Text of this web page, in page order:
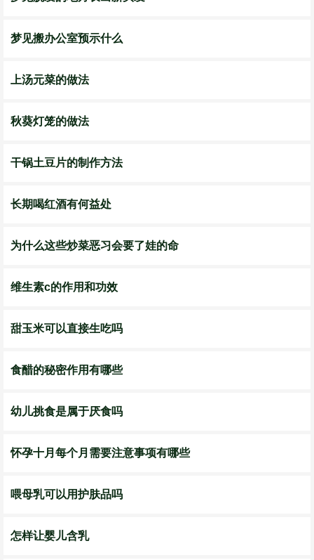
梦见搬办公室预示什么
上汤元菜的做法
秋葵灯笼的做法
干锅土豆片的制作方法
长期喝红酒有何益处
为什么这些炒菜恶习会要了娃的命
维生素c的作用和功效
甜玉米可以直接生吃吗
食醋的秘密作用有哪些
幼儿挑食是属于厌食吗
怀孕十月每个月需要注意事项有哪些
喂母乳可以用护肤品吗
怎样让婴儿含乳